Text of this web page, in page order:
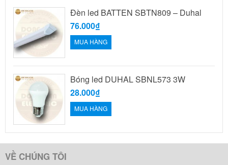
Đèn led BATTEN SBTN809 – Duhal
76.000₫
MUA HÀNG
Bóng led DUHAL SBNL573 3W
28.000₫
MUA HÀNG
VỀ CHÚNG TÔI